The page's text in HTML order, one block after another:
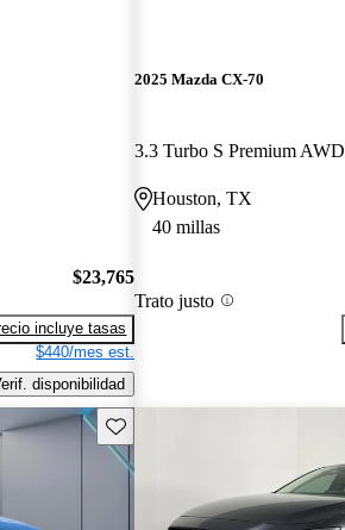
$23,765
incluye tasas
$440/mes est.
disponibilidad
2025 Mazda CX-70
3.3 Turbo S Premium AWD
Houston, TX
40 millas
Trato justo
Guarda este Aviso